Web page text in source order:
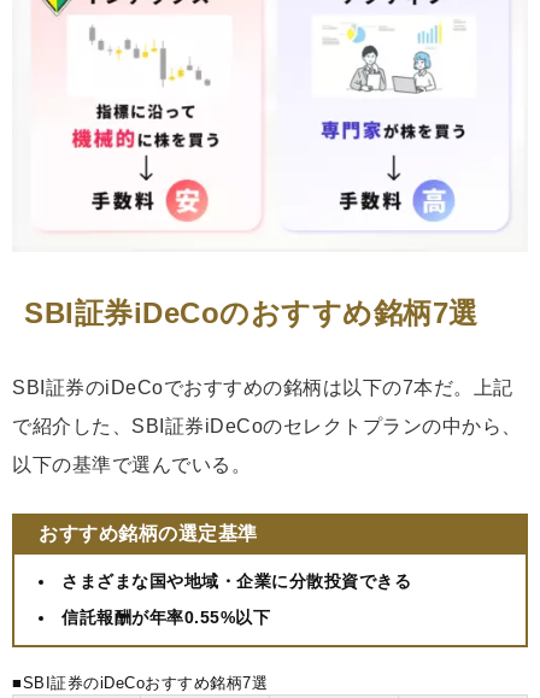
SBI証券iDeCoのおすすめ銘柄7選
SBI証券のiDeCoでおすすめの銘柄は以下の7本だ。上記
で紹介した、SBI証券iDeCoのセレクトプランの中から、
以下の基準で選んでいる。
おすすめ銘柄の選定基準
さまざまな国や地域・企業に分散投資できる
信託報酬が年率0.55%以下
■SBI証券のiDeCoおすすめ銘柄7選